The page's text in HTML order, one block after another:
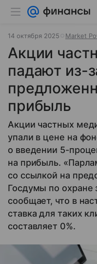
14 октября 2025 Market
Акции
падают из-
прибыль
Акции частных
упали в цене на
о введении 5-
на прибыль.
со ссылкой на
Госдумы по охране
сообщает, что в
ставка для таких
составляет 0%.